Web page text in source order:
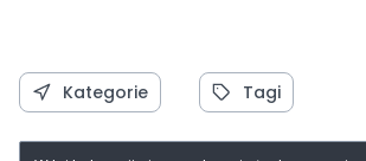
Kategorie Tagi